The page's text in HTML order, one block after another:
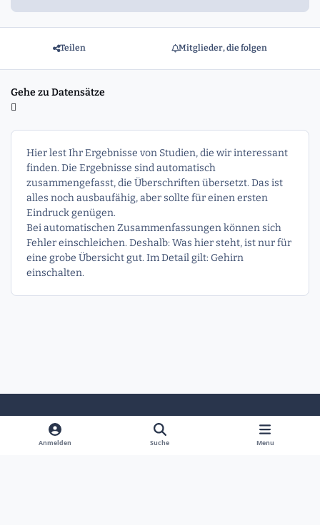
Teilen Mitglieder, die folgen
Gehe zu Datensätze
Hier lest Ihr Ergebnisse von Studien, die wir interessant
finden. Die Ergebnisse sind automatisch
zusammengefasst, die Überschriften übersetzt. Das ist
alles noch ausbaufähig, aber sollte für einen ersten
Eindruck genügen.
Bei automatischen Zusammenfassungen können sich
Fehler einschleichen. Deshalb: Was hier steht, ist nur für
eine grobe Übersicht gut. Im Detail gilt: Gehirn
einschalten.
Heller ModusDunkler Modus
Systemeinstellung
Anmelden Suche Menu